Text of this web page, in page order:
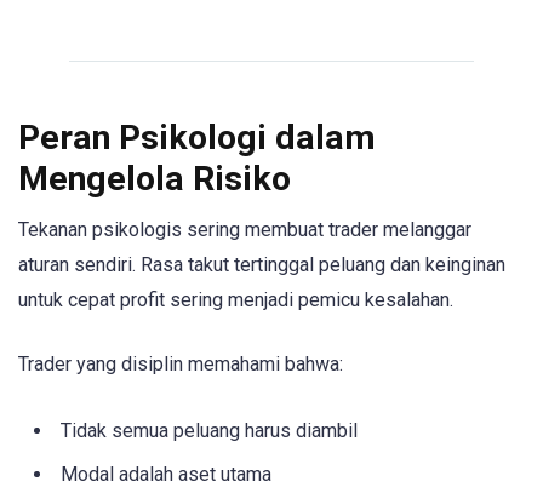
Peran Psikologi dalam
Mengelola Risiko
Tekanan psikologis sering membuat trader melanggar
aturan sendiri. Rasa takut tertinggal peluang dan keinginan
untuk cepat profit sering menjadi pemicu kesalahan.
Trader yang disiplin memahami bahwa:
Tidak semua peluang harus diambil
Modal adalah aset utama